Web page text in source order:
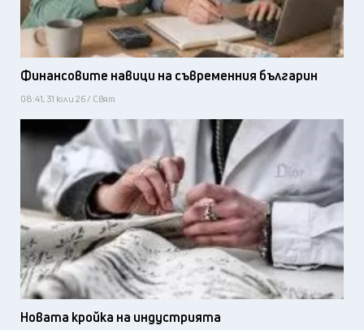
Финансовите навици на съвременния българин
08:41, 31 юли 26 / Свят
Новата кройка на индустрията